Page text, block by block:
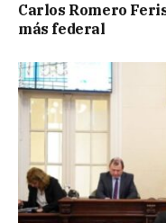
Carlos Romero
más federal